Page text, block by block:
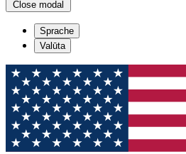
Close modal
Sprache
Valūta